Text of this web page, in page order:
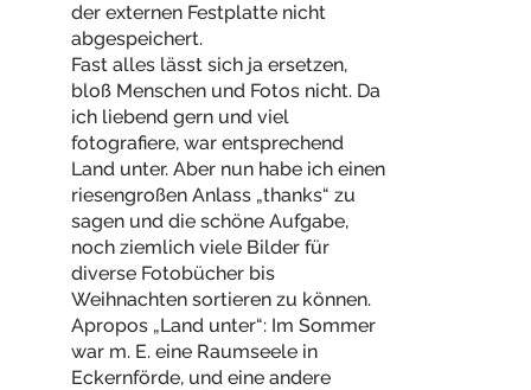
der externen Festplatte nicht
abgespeichert.
Fast alles lässt sich ja ersetzen,
bloß Menschen und Fotos nicht. Da
ich liebend gern und viel
fotografiere, war entsprechend
Land unter. Aber nun habe ich einen
riesengroßen Anlass „thanks“ zu
sagen und die schöne Aufgabe,
noch ziemlich viele Bilder für
diverse Fotobücher bis
Weihnachten sortieren zu können.
Apropos „Land unter“: Im Sommer
war m. E. eine Raumseele in
Eckernförde, und eine andere